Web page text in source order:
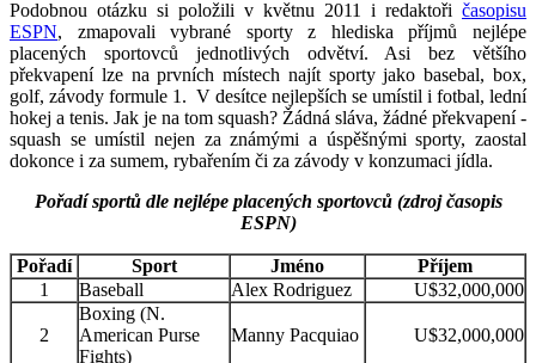
Podobnou otázku si položili v květnu 2011 i redaktoři časopisu
ESPN, zmapovali vybrané sporty z hlediska příjmů nejlépe
placených sportovců jednotlivých odvětví. Asi bez většího
překvapení lze na prvních místech najít sporty jako basebal, box,
golf, závody formule 1. V desítce nejlepších se umístil i fotbal, lední
hokej a tenis. Jak je na tom squash? Žádná sláva, žádné překvapení -
squash se umístil nejen za známými a úspěšnými sporty, zaostal
dokonce i za sumem, rybařením či za závody v konzumaci jídla.
Pořadí sportů dle nejlépe placených sportovců (zdroj časopis
ESPN)
Pořadí Sport Jméno
Příjem
1
Baseball Alex Rodriguez U$32,000,000
2
Boxing (N.
American Purse
Fights)
Manny Pacquiao U$32,000,000